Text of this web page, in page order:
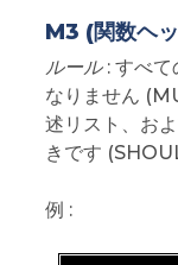
M3 (関数ヘ
ルール: すべて
なりません
述リスト、お
きです
例 :